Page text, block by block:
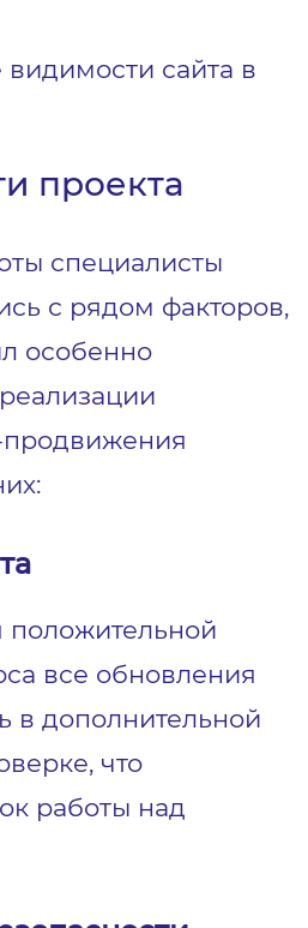
сайта в
проекта
специалисты
с рядом факторов,
особенно
продвижения
положительной
все обновления
в дополнительной
что
работы над